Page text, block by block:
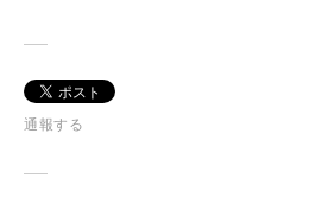
通報する